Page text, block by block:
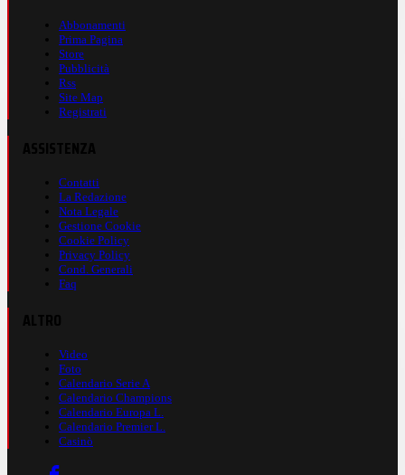
Abbonamenti
Prima Pagina
Store
Pubblicità
Rss
Site Map
Registrati
Contatti
La Redazione
Nota Legale
Gestione Cookie
Cookie Policy
Privacy Policy
Cond. Generali
Faq
Video
Foto
Calendario Serie A
Calendario Champions
Calendario Europa L.
Calendario Premier L.
Casinò